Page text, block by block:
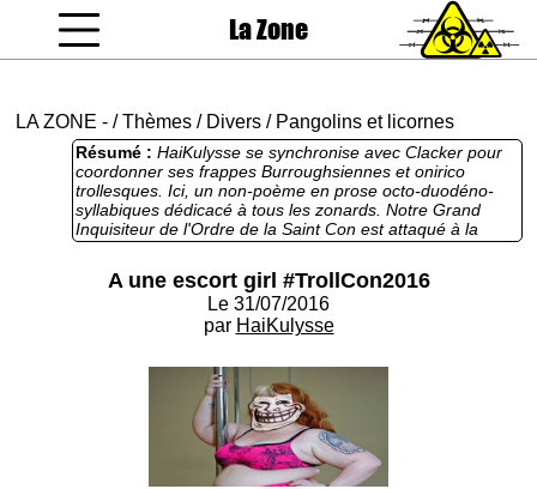
La Zone
LA ZONE - /Thèmes / Divers / Pangolins et licornes
Résumé : HaiKulysse se synchronise avec Clacker pour
coordonner ses frappes Burroughsiennes et onirico
trollesques. Ici, un non-poème en prose octo-duodéno-
syllabiques dédicacé à tous les zonards. Notre Grand
Inquisiteur de l'Ordre de la Saint Con est attaqué à la
jugulaire. Quelque part entre une chanson de Michel
chanson de Henri Dès. Aux armes citoyens, koi. Vivement
une réplique massive avec vos contributions.
A une escort girl #TrollCon2016
Le 31/07/2016
par HaiKulysse